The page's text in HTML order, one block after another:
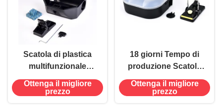
Scatola di plastica
multifunzionale
chiudibile per topi e
topi, trappola per topi
Ottenga il migliore
prezzo
18 giorni Tempo di
produzione Scatola
nera chiudibile Topi
topo topo stazione di
Ottenga il migliore
prezzo